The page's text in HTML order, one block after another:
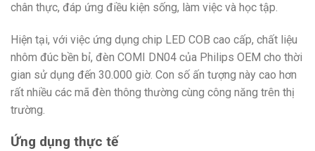
chân thực, đáp ứng điều kiện sống, làm việc và học tập.
Hiện tại, với việc ứng dụng chip LED COB cao cấp, chất liệu
nhôm đúc bền bỉ, đèn COMI DN04 của Philips OEM cho thời
gian sử dụng đến 30.000 giờ. Con số ấn tượng này cao hơn
rất nhiều các mã đèn thông thường cùng công năng trên thị
trường.
Ứng dụng thực tế